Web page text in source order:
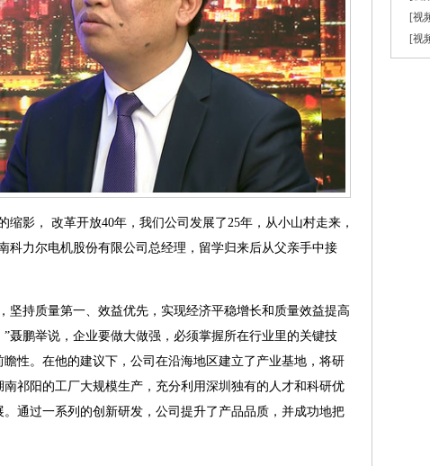
影， 改革开放40年，我们公司发展了25年，从小山村走来，
科力尔电机股份有限公司总经理，留学归来后从父亲手中接
持质量第一、效益优先，实现经济平稳增长和质量效益提高
聂鹏举说，企业要做大做强，必须掌握所在行业里的关键技
性。在他的建议下，公司在沿海地区建立了产业基地，将研
祁阳的工厂大规模生产，充分利用深圳独有的人才和科研优
通过一系列的创新研发，公司提升了产品品质，并成功地把
[视
[视